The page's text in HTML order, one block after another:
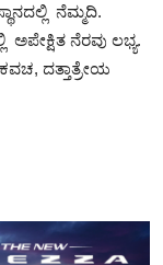
ನೆಮ್ಮದಿ.
ನೆರವು ಲಭ್ಯ.
ದತ್ತಾತ್ರೇಯ